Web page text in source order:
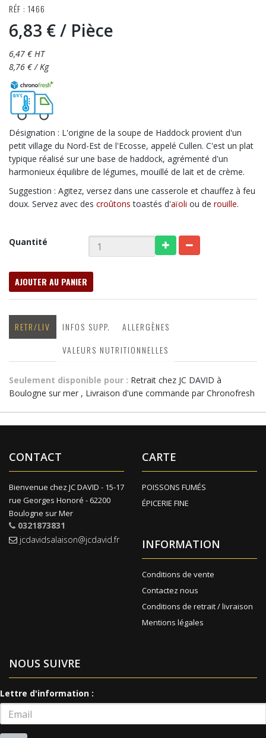
RÉF : 1466
6,83 €/ Pièce
6,47 € HT
8,76 € / Kg
Désignation : L'origine de la soupe de Haddock provient d'un
petit village du Nord-Est de l'Ecosse, appelé Cullen. C'est un plat
typique réalisé sur une base de haddock, agrémenté d'un
harmonieux équilibre de légumes, mouillé de lait et de crème.
Suggestion : Agitez, versez dans une casserole et chauffez à feu
doux. Servez avec des croûtons toastés d'aïoli ou de rouille.
Quantité
AJOUTER AU PANIER
RETR/LIV INFOS SUPP.
ALLERGÈNES
VALEURS NUTRITIONNELLES
Seulement disponible pour : Retrait chez JC DAVID à
Boulogne sur mer , Livraison d'une commande par Chronofresh
CONTACT
Bienvenue chez JC DAVID - 15-17
rue Georges Honoré - 62200
Boulogne sur Mer
0321873831
jcdavidsalaison@jcdavid.fr
CARTE
POISSONS FUMÉS
ÉPICERIE FINE
INFORMATION
Conditions de vente
Contactez nous
Conditions de retrait / livraison
Mentions légales
NOUS SUIVRE
Lettre d'information :